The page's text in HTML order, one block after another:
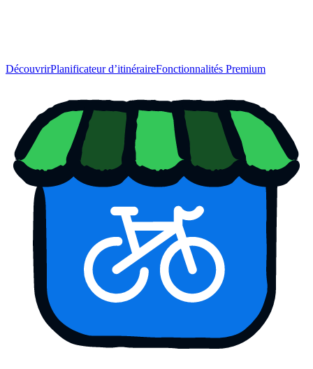
DécouvrirPlanificateur d’itinéraireFonctionnalités Premium